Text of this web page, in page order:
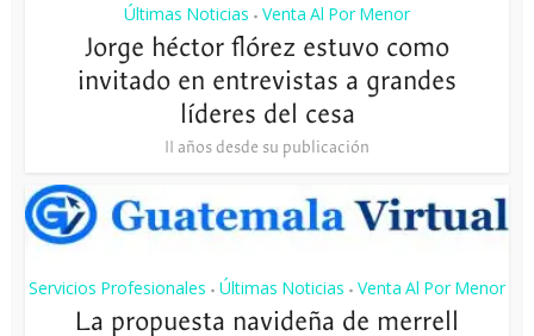
Últimas Noticias • Venta Al Por Menor
Jorge héctor flórez estuvo como
invitado en entrevistas a grandes
líderes del cesa
11 años desde su publicación
Servicios Profesionales • Últimas Noticias • Venta Al Por Menor
La propuesta navideña de merrell